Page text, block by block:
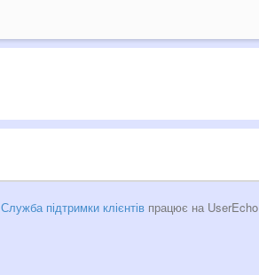
Служба підтримки клієнтівпрацює на UserEcho